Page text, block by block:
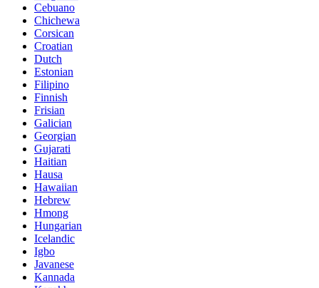
Cebuano
Chichewa
Corsican
Croatian
Dutch
Estonian
Filipino
Finnish
Frisian
Galician
Georgian
Gujarati
Haitian
Hausa
Hawaiian
Hebrew
Hmong
Hungarian
Icelandic
Igbo
Javanese
Kannada